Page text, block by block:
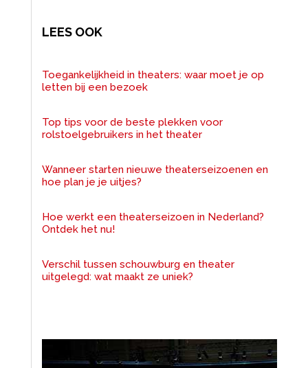
LEES OOK
Toegankelijkheid in theaters: waar moet je op
letten bij een bezoek
Top tips voor de beste plekken voor
rolstoelgebruikers in het theater
Wanneer starten nieuwe theaterseizoenen en
hoe plan je je uitjes?
Hoe werkt een theaterseizoen in Nederland?
Ontdek het nu!
Verschil tussen schouwburg en theater
uitgelegd: wat maakt ze uniek?